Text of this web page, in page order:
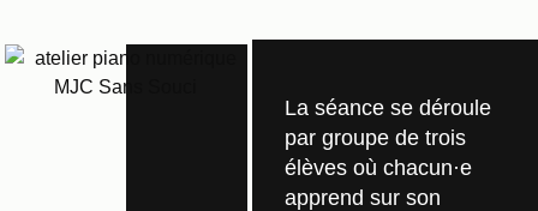
La séance se déroule
par groupe de trois
élèves où chacun·e
apprend sur son